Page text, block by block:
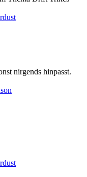
nirgends hinpasst.